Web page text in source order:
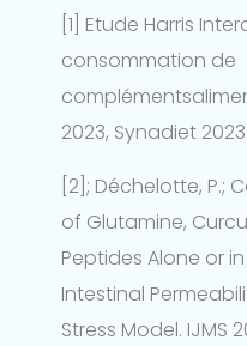
[1] Etude Harris
consommation de
2023, Synadiet 2023.
[2]; Déchelotte, P.;
of Glutamine,
Peptides Alone or
Intestinal
Stress Model. IJMS